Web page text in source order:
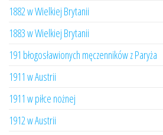
1882 w Wielkiej Brytanii
1883 w Wielkiej Brytanii
191 błogosławionych męczenników z Paryża
1911 w Austrii
1911 w piłce nożnej
1912 w Austrii